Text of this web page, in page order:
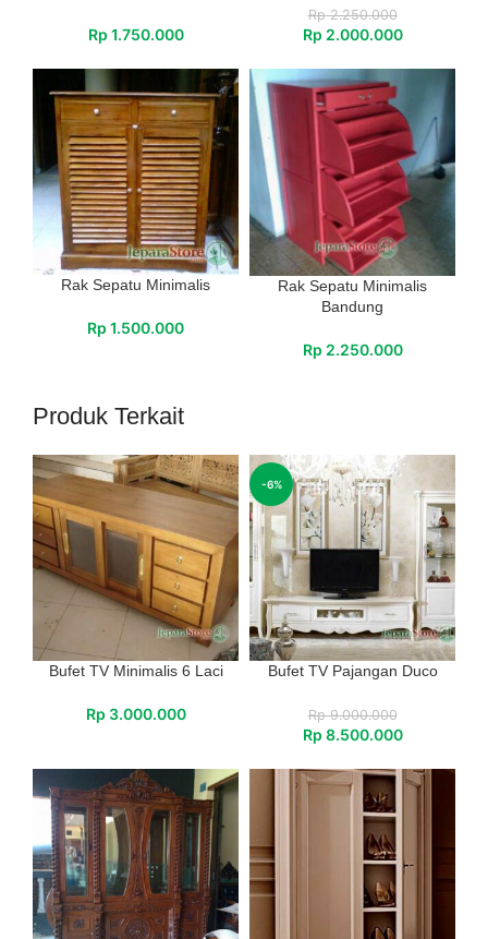
Rp 1.750.000
Rp2.250.000
Rp 2.000.000
Rak Sepatu Minimalis
Rp 1.500.000
Rak Sepatu Minimalis
Bandung
Rp 2.250.000
Produk Terkait
Bufet TV Minimalis 6 Laci
Rp 3.000.000
-6%
Bufet TV Pajangan Duco
Rp9.000.000
Rp 8.500.000